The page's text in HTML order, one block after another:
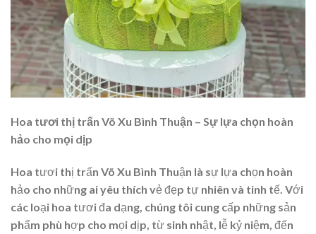
Hoa tươi thị trấn Võ Xu Bình Thuận – Sự lựa chọn hoàn
hảo cho mọi dịp
Hoa tươi thị trấn Võ Xu Bình Thuận là sự lựa chọn hoàn
hảo cho những ai yêu thích vẻ đẹp tự nhiên và tinh tế. Với
các loại hoa tươi đa dạng, chúng tôi cung cấp những sản
phẩm phù hợp cho mọi dịp, từ sinh nhật, lễ kỷ niệm, đến